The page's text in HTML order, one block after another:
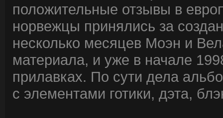
положительные отзывы в
норвежцы принялись за
несколько месяцев Моэн и
материала, и уже в начале
прилавках. По сути дела
с элементами готики, дэта,